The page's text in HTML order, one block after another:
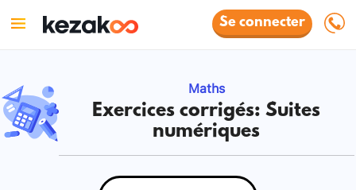
Se connecter
Maths
Exercices corrigés: Suites
numériques